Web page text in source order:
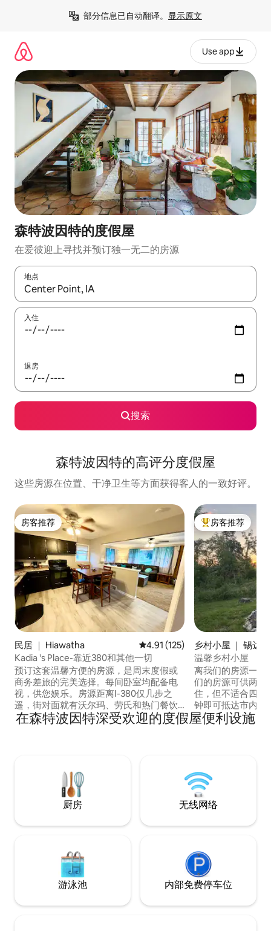
部分信息已自动翻译。 显示原文
Use app
森特波因特的度假屋
在爱彼迎上寻找并预订独一无二的房源
地点
如有搜索结果，请使用上下方向键查看，或通过点击或滑动手势
入住
退房
搜索
森特波因特的高评分度假屋
这些房源在位置、干净卫生等方面获得客人的一致好评。
房客推荐
房客推荐
民居 ｜ Hiawatha 平均评分 4.91 分（满分 5 分），
4.91 (125)
Kadia 's Place-靠近380和其他一切
预订这套温馨方便的房源，是周末度假或
商务差旅的完美选择。每间卧室均配备电
视，供您娱乐。房源距离I-380仅几步之
遥，街对面就有沃尔玛、劳氏和热门餐饮
选择，如星巴克、Arby's、赛百味等。开
车很快就能到达当地热门景点：
Complex和Lindale Mall。不要错过，立即
预订您的住宿！
热门「房客推荐」
房客推荐
乡村小屋 ｜ 锡达
ar Rapids)
温馨乡村小屋
离我们的房源一切都近
们的房源可供两位
住，但不适合四位成人入
钟即可抵达市内几
钟，骑自行车15
市中心。自行车道
一个火坑和木材，
的夜晚。
在森特波因特深受欢迎的度假屋便利设施
厨房 无线网络
游泳池 内部免费停车位